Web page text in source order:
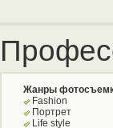
Жанры
Fashion
Портрет
Life style